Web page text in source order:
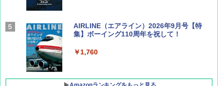
AIRLINE（エアライン）2026年9月号【特
集】ボーイング110周年を祝して！
￥1,760